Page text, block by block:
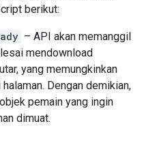
berikut:
– API akan memanggil
mendownload
yang memungkinkan
Dengan demikian,
pemain yang ingin
dimuat.